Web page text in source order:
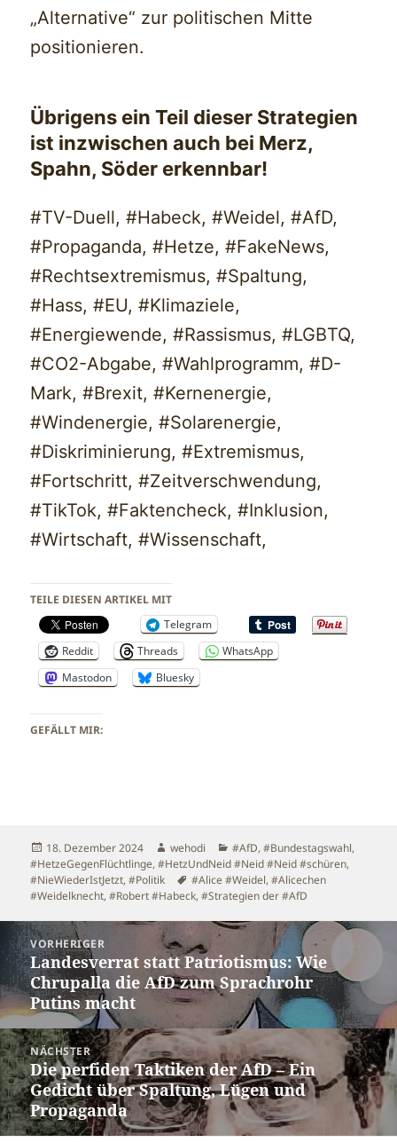
„Alternative“ zur politischen Mitte
positionieren.
Übrigens ein Teil dieser Strategien
ist inzwischen auch bei Merz,
Spahn, Söder erkennbar!
#TV-Duell, #Habeck, #Weidel, #AfD,
#Propaganda, #Hetze, #FakeNews,
#Rechtsextremismus, #Spaltung,
#Hass, #EU, #Klimaziele,
#Energiewende, #Rassismus, #LGBTQ,
#CO2-Abgabe, #Wahlprogramm, #D-
Mark, #Brexit, #Kernenergie,
#Windenergie, #Solarenergie,
#Diskriminierung, #Extremismus,
#Fortschritt, #Zeitverschwendung,
#TikTok, #Faktencheck, #Inklusion,
#Wirtschaft, #Wissenschaft,
TEILE DIESEN ARTIKEL MIT
Telegram
Reddit
Threads
WhatsApp
Mastodon
Bluesky
GEFÄLLT MIR:
Veröffentlicht
am
18. Dezember 2024 Autor
wehodi Kategorien
#AfD,#Bundestagswahl,
#HetzeGegenFlüchtlinge,#HetzUndNeid #Neid #Neid #schüren,
#NieWiederIstJetzt,#Politik Schlagwörter
#Alice #Weidel,#Alicechen
#Weidelknecht,#Robert #Habeck,#Strategien der #AfD
Beitragsnavigation
VORHERIGER
Vorheriger
Beitrag:
Landesverrat statt Patriotismus: Wie
Chrupalla die AfD zum Sprachrohr
Putins macht
NÄCHSTER
Nächster
Beitrag:
Die perfiden Taktiken der AfD – Ein
Gedicht über Spaltung, Lügen und
Propaganda